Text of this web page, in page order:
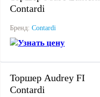
Contardi
Бренд: Contardi
Узнать цену
Торшер Audrey FI
Contardi